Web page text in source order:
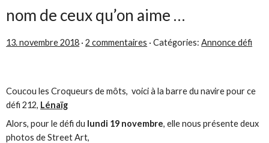
nom de ceux qu’on aime …
13. novembre 2018 ·2 commentaires · Catégories:Annonce défi
Coucou les Croqueurs de môts, voici à la barre du navire pour ce
défi 212, Lénaïg
Alors, pour le défi du lundi 19 novembre, elle nous présente deux
photos de Street Art,